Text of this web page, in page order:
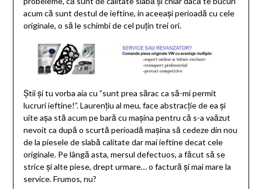
acum că sunt destul de ieftine, in aceeași perioadă cu cele
originale, o să le schimbi de cel puțin trei ori.
Știi și tu vorba aia cu ”sunt prea sărac ca să-mi permit
lucruri ieftine!”. Laurențiu al meu, face abstracție de ea și
uite așa stă acum pe bară cu mașina pentru că s-a vaăzut
nevoit ca după o scurtă perioadă mașina să cedeze din nou
de la piesele de slabă calitate dar mai ieftine decat cele
originale. Pe lângă asta, mersul defectuos, a făcut să se
strice și alte piese, drept urmare… o factură și mai mare la
service. Frumos, nu?